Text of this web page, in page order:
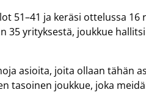
51–41 ja keräsi ottelussa
35 yrityksestä, joukkue
asioita, joita ollaan tähän
tasoinen joukkue, joka